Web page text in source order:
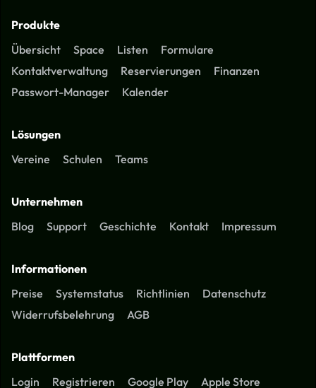
Produkte
Übersicht
Space Listen
Formulare
Kontaktverwaltung
Reservierungen
Finanzen
Passwort-Manager
Kalender
Lösungen
Vereine
Schulen Teams
Unternehmen
Blog
Support Geschichte Kontakt Impressum
Informationen
Preise
Systemstatus Richtlinien
Datenschutz
Widerrufsbelehrung
AGB
Plattformen
Login
Registrieren Google Play Apple Store